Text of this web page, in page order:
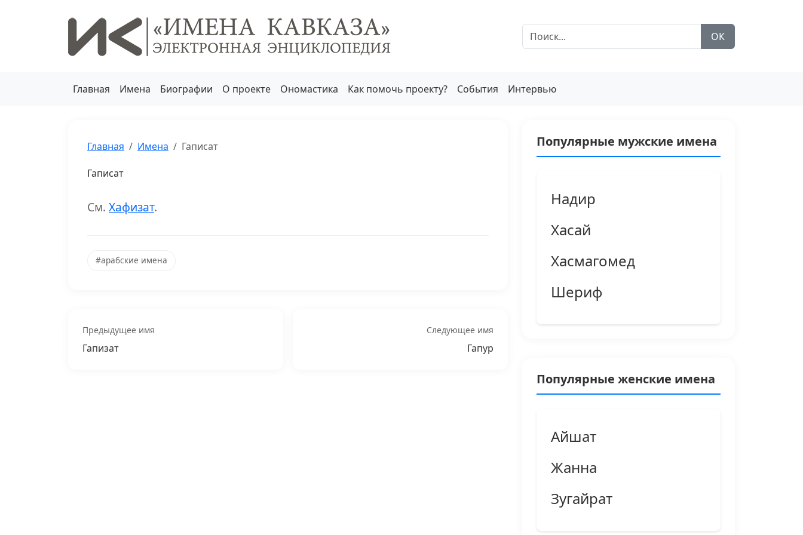
ОК
Главная Имена Биографии О проекте Ономастика Как помочь проекту? События Интервью
Главная Имена Гаписат
Гаписат
См. Хафизат.
#арабские имена
Предыдущее имя
Гапизат
Следующее имя
Гапур
Популярные мужские имена
Надир
Хасай
Хасмагомед
Шериф
Популярные женские имена
Айшат
Жанна
Зугайрат